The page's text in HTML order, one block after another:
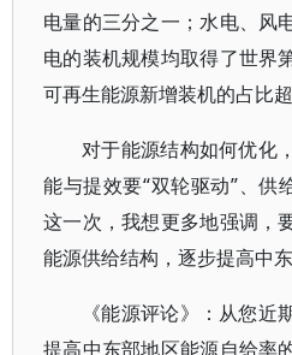
电量的三分之一；水电、风
电的装机规模均取得了世界
可再生能源新增装机的占比超
对于能源结构如何优化
能与提效要“双轮驱动”、供
这一次，我想更多地强调，
能源供给结构，逐步提高中东
《能源评论》：从您近
提高中东部地区能源自给率